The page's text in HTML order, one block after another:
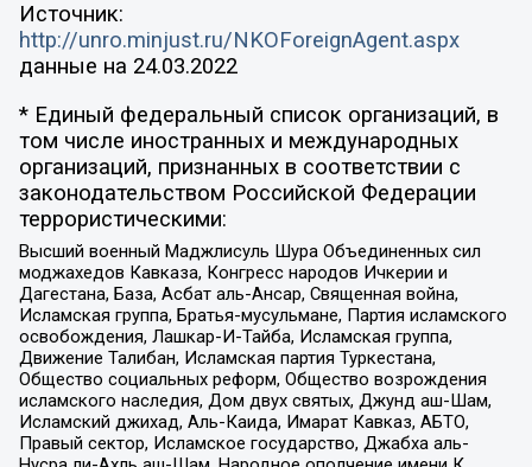
Источник:
http://unro.minjust.ru/NKOForeignAgent.aspx
данные на 24.03.2022
* Единый федеральный список организаций, в
том числе иностранных и международных
организаций, признанных в соответствии с
законодательством Российской Федерации
террористическими:
Высший военный Маджлисуль Шура Объединенных сил
моджахедов Кавказа, Конгресс народов Ичкерии и
Дагестана, База, Асбат аль-Ансар, Священная война,
Исламская группа, Братья-мусульмане, Партия исламского
освобождения, Лашкар-И-Тайба, Исламская группа,
Движение Талибан, Исламская партия Туркестана,
Общество социальных реформ, Общество возрождения
исламского наследия, Дом двух святых, Джунд аш-Шам,
Исламский джихад, Аль-Каида, Имарат Кавказ, АБТО,
Правый сектор, Исламское государство, Джабха аль-